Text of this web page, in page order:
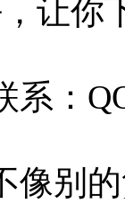
让你
：
像别